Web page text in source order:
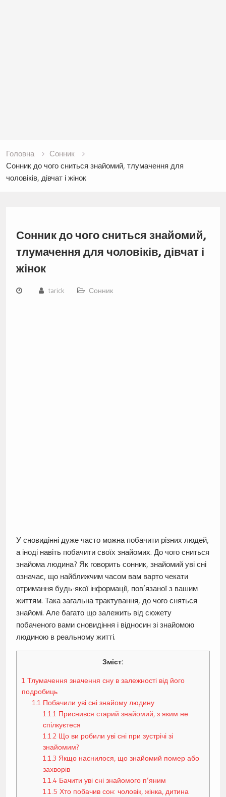
Головна
Сонник
Сонник до чого сниться знайомий, тлумачення для
чоловіків, дівчат і жінок
Сонник до чого сниться знайомий,
тлумачення для чоловіків, дівчат і
жінок
tarick Сонник
У сновидінні дуже часто можна побачити різних людей,
а іноді навіть побачити своїх знайомих. До чого сниться
знайома людина? Як говорить сонник, знайомий уві сні
означає, що найближчим часом вам варто чекати
отримання будь-якої інформації, пов’язаної з вашим
життям. Така загальна трактування, до чого сняться
знайомі. Але багато що залежить від сюжету
побаченого вами сновидіння і відносин зі знайомою
людиною в реальному житті.
Зміст:
1 Тлумачення значення сну в залежності від його
подробиць
1.1 Побачили уві сні знайому людину
1.1.1 Приснився старий знайомий, з яким не
спілкуєтеся
1.1.2 Що ви робили уві сні при зустрічі зі
знайомим?
1.1.3 Якщо наснилося, що знайомий помер або
захворів
1.1.4 Бачити уві сні знайомого п’яним
1.1.5 Хто побачив сон: чоловік, жінка, дитина